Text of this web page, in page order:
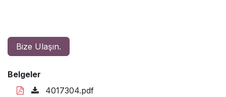
Bize Ulaşın.
Belgeler
4017304.pdf